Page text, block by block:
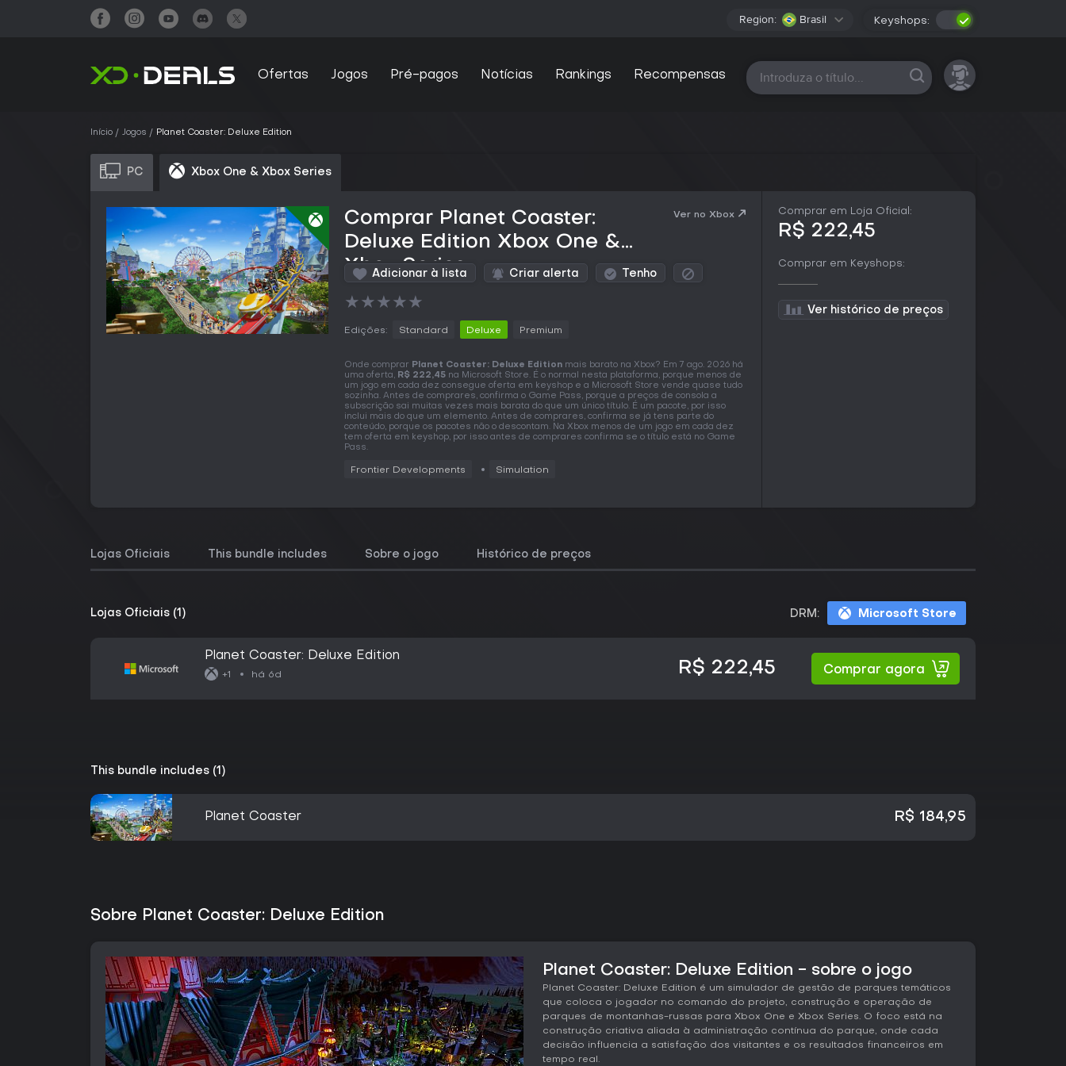
Region: Brasil Keyshops:
Ofertas Jogos Pré-pagos Notícias Rankings Recompensas Todas as plataformas
Início Jogos Planet Coaster: Deluxe Edition
PC Xbox One & Xbox Series
Comprar Planet Coaster:
Deluxe Edition Xbox One &
Xbox Series
Ver no Xbox
Adicionar à lista Criar alerta Tenho
★★★★★
Edições: Standard Deluxe Premium
Onde comprar Planet Coaster: Deluxe Edition mais barato na Xbox? Em 7 ago. 2026 há
uma oferta, R$ 222,45 na Microsoft Store. É o normal nesta plataforma, porque menos de
um jogo em cada dez consegue oferta em keyshop e a Microsoft Store vende quase tudo
sozinha. Antes de comprares, confirma o Game Pass, porque a preços de consola a
subscrição sai muitas vezes mais barata do que um único título. É um pacote, por isso
inclui mais do que um elemento. Antes de comprares, confirma se já tens parte do
conteúdo, porque os pacotes não o descontam. Na Xbox menos de um jogo em cada dez
tem oferta em keyshop, por isso antes de comprares confirma se o título está no Game
Pass.
Frontier Developments Simulation
Comprar em Loja Oficial:
R$ 222,45
Comprar em Keyshops:
Ver histórico de preços
Lojas Oficiais This bundle includes Sobre o jogo Histórico de preços
Lojas Oficiais (1) DRM: Microsoft Store
Planet Coaster: Deluxe Edition
+1 há 6d R$ 222,45 Comprar agora
This bundle includes (1)
Planet Coaster R$ 184,95
Sobre Planet Coaster: Deluxe Edition
Planet Coaster: Deluxe Edition - sobre o jogo
Planet Coaster: Deluxe Edition é um simulador de gestão de parques temáticos
que coloca o jogador no comando do projeto, construção e operação de
parques de montanhas-russas para Xbox One e Xbox Series. O foco está na
construção criativa aliada à administração contínua do parque, onde cada
decisão influencia a satisfação dos visitantes e os resultados financeiros em
tempo real.